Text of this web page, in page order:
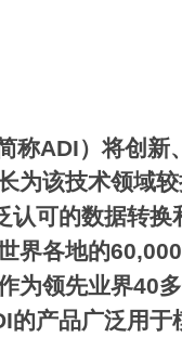
称ADI）将创新
为该技术领域
认可的数据转换
界各地的60,000
为领先业界40
的产品广泛用于